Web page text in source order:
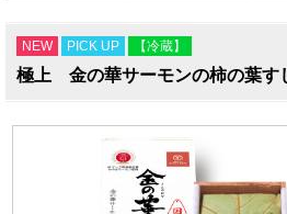
NEW PICK UP 【冷蔵】
極上 金の華サーモンの柿の葉す